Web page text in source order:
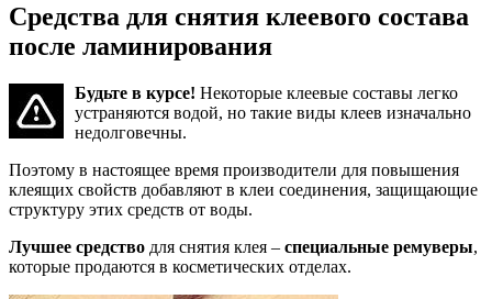
Средства для снятия клеевого состава
после ламинирования
Будьте в курсе! Некоторые клеевые составы легко
устраняются водой, но такие виды клеев изначально
недолговечны.
Поэтому в настоящее время производители для повышения
клеящих свойств добавляют в клеи соединения, защищающие
структуру этих средств от воды.
Лучшее средство для снятия клея – специальные ремуверы,
которые продаются в косметических отделах.